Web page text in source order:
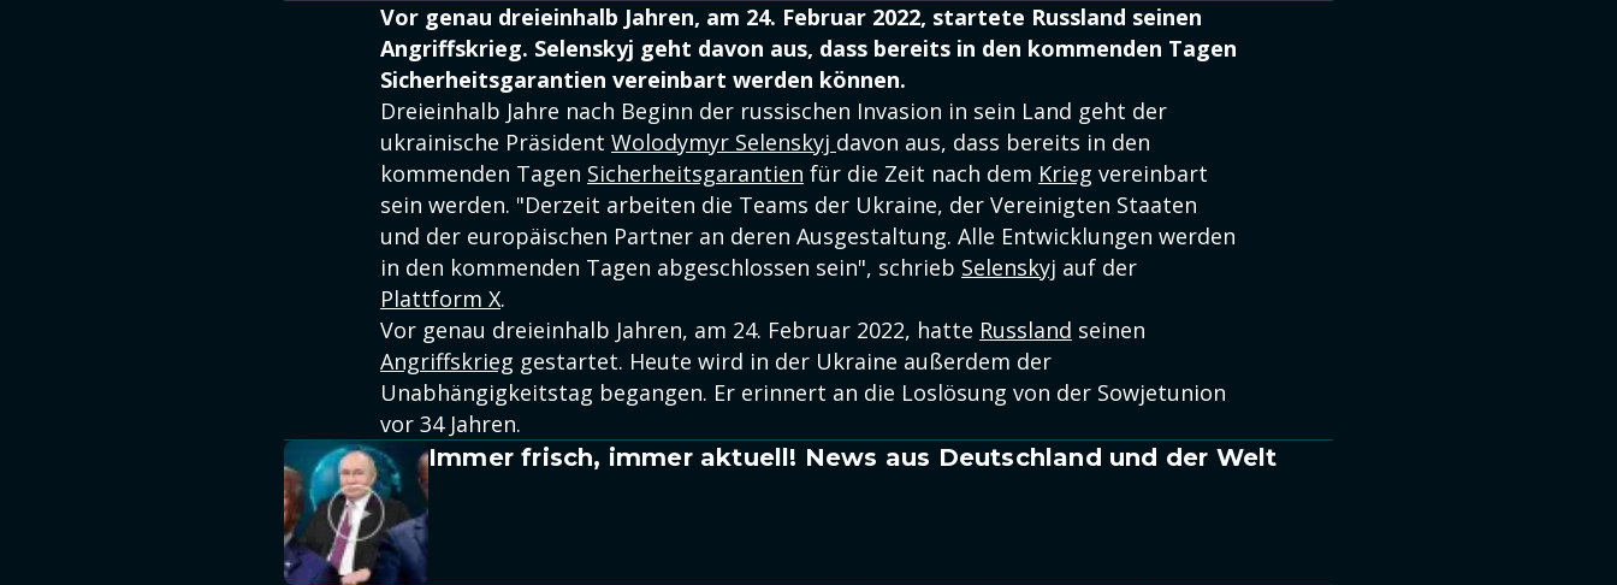
Vor genau dreieinhalb Jahren, am 24. Februar 2022, startete Russland seinen
Angriffskrieg. Selenskyj geht davon aus, dass bereits in den kommenden Tagen
Sicherheitsgarantien vereinbart werden können.
Dreieinhalb Jahre nach Beginn der russischen Invasion in sein Land geht der
ukrainische Präsident Wolodymyr Selenskyj davon aus, dass bereits in den
kommenden Tagen Sicherheitsgarantien für die Zeit nach dem Krieg vereinbart
sein werden. "Derzeit arbeiten die Teams der Ukraine, der Vereinigten Staaten
und der europäischen Partner an deren Ausgestaltung. Alle Entwicklungen werden
in den kommenden Tagen abgeschlossen sein", schrieb Selenskyj auf der
Plattform X.
Vor genau dreieinhalb Jahren, am 24. Februar 2022, hatte Russland seinen
Angriffskrieg gestartet. Heute wird in der Ukraine außerdem der
Unabhängigkeitstag begangen. Er erinnert an die Loslösung von der Sowjetunion
vor 34 Jahren.
Immer frisch, immer aktuell! News aus Deutschland und der Welt